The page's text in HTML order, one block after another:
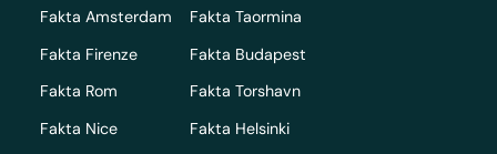
Fakta Amsterdam
Fakta Firenze
Fakta Rom
Fakta Nice
Fakta Taormina
Fakta Budapest
Fakta Torshavn
Fakta Helsinki